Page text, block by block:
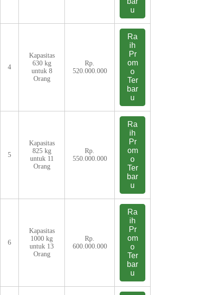
u
4
Kapasitas
630 kg
untuk 8
Orang
Rp.
520.000.000
Ra
ih
Pr
om
o
Ter
bar
u
5
Kapasitas
825 kg
untuk 11
Orang
Rp.
550.000.000
Ra
ih
Pr
om
o
Ter
bar
u
6
Kapasitas
1000 kg
untuk 13
Orang
Rp.
600.000.000
Ra
ih
Pr
om
o
Ter
bar
u